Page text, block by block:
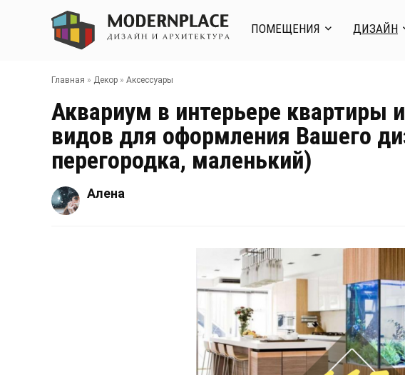
ПОМЕЩЕНИЯ ДИЗАЙН
Главная » Декор » Аксессуары
Аквариум в интерьере квартиры
видов для оформления Вашего
перегородка, маленький)
Алена